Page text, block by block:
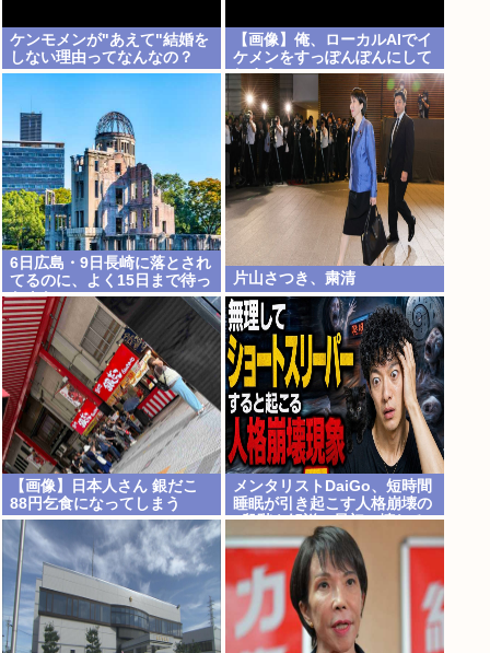
ケンモメンが"あえて"結婚を
しない理由ってなんなの？
【画像】俺、ローカルAIでイ
ケメンをすっぽんぽんにして
しまうwww
6日広島・9日長崎に落とされ
てるのに、よく15日まで待っ
たよな
片山さつき、粛清
【画像】日本人さん 銀だこ
88円乞食になってしまう
メンタリストDaiGo、短時間
睡眠が引き起こす人格崩壊の
5段階を解説…最初に壊れる
のは眠気ではなく「心の余
白」